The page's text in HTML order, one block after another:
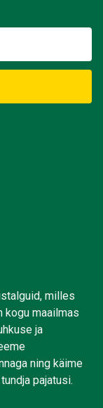
milles
kogu maailmas
ja
ning käime
pajatusi.